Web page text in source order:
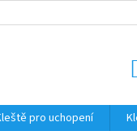
pro uchopení